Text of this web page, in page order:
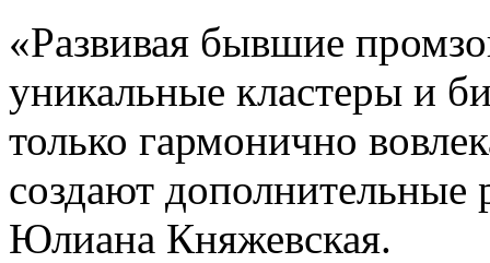
«Развивая бывшие
уникальные кластеры и
только гармонично
создают дополнительные
Юлиана Княжевская.